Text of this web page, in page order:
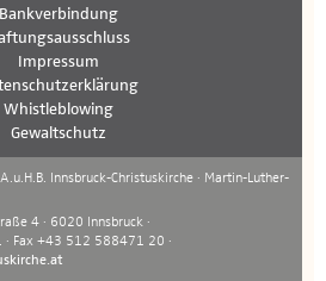
Bankverbindung
Impressum
Whistleblowing
Gewaltschutz
Innsbruck-Christuskirche · Martin-Luther-
4 · 6020 Innsbruck ·
Fax +43 512 588471 20 ·